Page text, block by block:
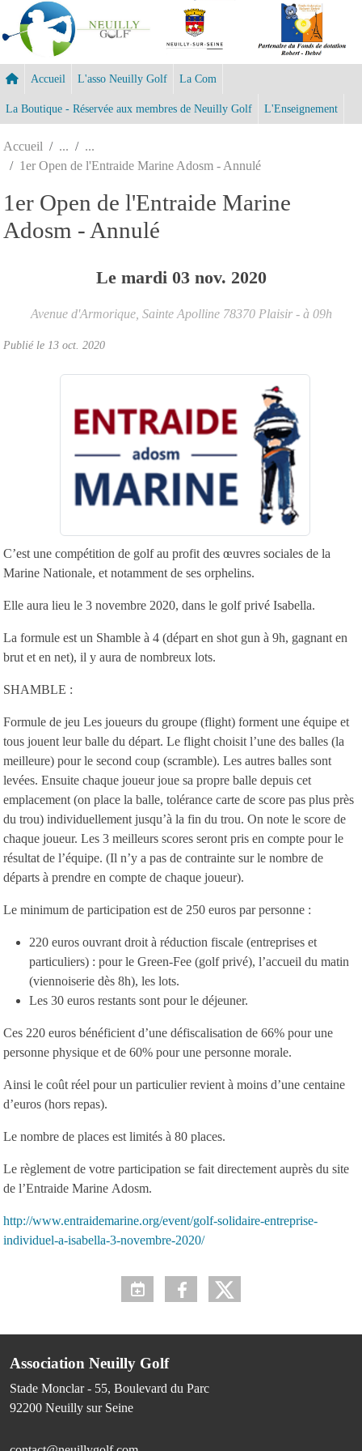
Accueil L'asso Neuilly Golf La Com
La Boutique - Réservée aux membres de Neuilly Golf L'Enseignement
Accueil
1er Open de l'Entraide Marine Adosm - Annulé
1er Open de l'Entraide Marine
Adosm - Annulé
Le mardi 03 nov. 2020
Avenue d'Armorique, Sainte Apolline 78370 Plaisir - à 09h
Publié le 13 oct. 2020
C’est une compétition de golf au profit des œuvres sociales de la
Marine Nationale, et notamment de ses orphelins.
Elle aura lieu le 3 novembre 2020, dans le golf privé Isabella.
La formule est un Shamble à 4 (départ en shot gun à 9h, gagnant en
brut et en net), il y aura de nombreux lots.
SHAMBLE :
Formule de jeu Les joueurs du groupe (flight) forment une équipe et
tous jouent leur balle du départ. Le flight choisit l’une des balles (la
meilleure) pour le second coup (scramble). Les autres balles sont
levées. Ensuite chaque joueur joue sa propre balle depuis cet
emplacement (on place la balle, tolérance carte de score pas plus près
du trou) individuellement jusqu’à la fin du trou. On note le score de
chaque joueur. Les 3 meilleurs scores seront pris en compte pour le
résultat de l’équipe. (Il n’y a pas de contrainte sur le nombre de
départs à prendre en compte de chaque joueur).
Le minimum de participation est de 250 euros par personne :
220 euros ouvrant droit à réduction fiscale (entreprises et
particuliers) : pour le Green-Fee (golf privé), l’accueil du matin
(viennoiserie dès 8h), les lots.
Les 30 euros restants sont pour le déjeuner.
Ces 220 euros bénéficient d’une défiscalisation de 66% pour une
personne physique et de 60% pour une personne morale.
Ainsi le coût réel pour un particulier revient à moins d’une centaine
d’euros (hors repas).
Le nombre de places est limités à 80 places.
Le règlement de votre participation se fait directement auprès du site
de l’Entraide Marine Adosm.
http://www.entraidemarine.org/event/golf-solidaire-entreprise-
individuel-a-isabella-3-novembre-2020/
Association Neuilly Golf
Stade Monclar - 55, Boulevard du Parc
92200 Neuilly sur Seine
Panneau de gestion des cookies